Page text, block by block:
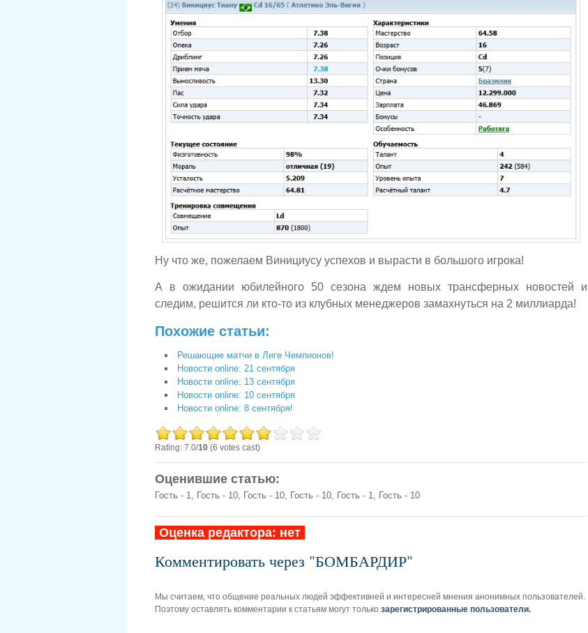
Ну что же, пожелаем Винициусу успехов и вырасти в большого игрока!
А в ожидании юбилейного 50 сезона ждем новых трансферных новостей и
следим, решится ли кто-то из клубных менеджеров замахнуться на 2 миллиарда!
Похожие статьи:
Решающие матчи в Лиге Чемпионов!
Новости online: 21 сентября
Новости online: 13 сентября
Новости online: 10 сентября
Новости online: 8 сентября!
Rating: 7.0/10 (6 votes cast)
Оценившие статью:
Гость - 1, Гость - 10, Гость - 10, Гость - 10, Гость - 1, Гость - 10
-Оценка редактора: нет-
Комментировать через "БОМБАРДИР"
Мы считаем, что общение реальных людей эффективней и интересней мнения анонимных пользователей.
Поэтому оставлять комментарии к статьям могут только зарегистрированные пользователи.